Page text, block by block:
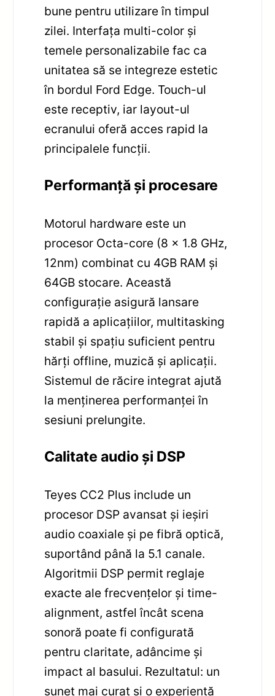
bune pentru utilizare în timpul
zilei. Interfața multi-color și
temele personalizabile fac ca
unitatea să se integreze estetic
în bordul Ford Edge. Touch-ul
este receptiv, iar layout-ul
ecranului oferă acces rapid la
principalele funcții.
Performanță și procesare
Motorul hardware este un
procesor Octa-core (8 x 1.8 GHz,
12nm) combinat cu 4GB RAM și
64GB stocare. Această
configurație asigură lansare
rapidă a aplicațiilor, multitasking
stabil și spațiu suficient pentru
hărți offline, muzică și aplicații.
Sistemul de răcire integrat ajută
la menținerea performanței în
sesiuni prelungite.
Calitate audio și DSP
Teyes CC2 Plus include un
procesor DSP avansat și ieșiri
audio coaxiale și pe fibră optică,
suportând până la 5.1 canale.
Algoritmii DSP permit reglaje
exacte ale frecvențelor și time-
alignment, astfel încât scena
sonoră poate fi configurată
pentru claritate, adâncime și
impact al basului. Rezultatul: un
sunet mai curat și o experiență